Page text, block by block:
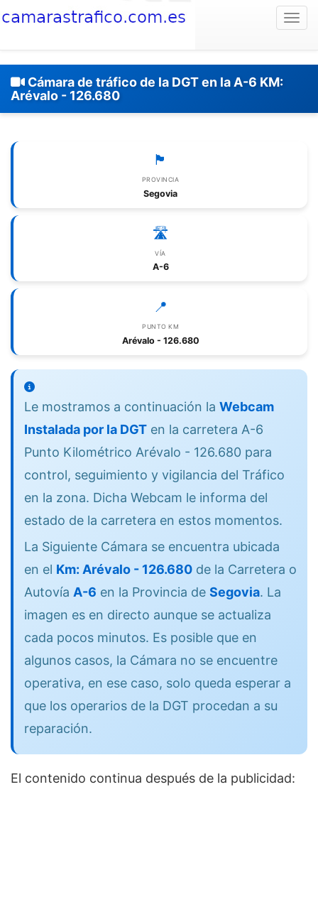
Cámara de tráfico de la DGT en la A-6 KM:
Arévalo - 126.680
🏴
PROVINCIA
Segovia
🛣️
VÍA
A-6
📍
PUNTO KM
Arévalo - 126.680
Le mostramos a continuación la Webcam
Instalada por la DGT en la carretera A-6
Punto Kilométrico Arévalo - 126.680 para
control, seguimiento y vigilancia del Tráfico
en la zona. Dicha Webcam le informa del
estado de la carretera en estos momentos.
La Siguiente Cámara se encuentra ubicada
en el Km: Arévalo - 126.680 de la Carretera o
Autovía A-6 en la Provincia de Segovia. La
imagen es en directo aunque se actualiza
cada pocos minutos. Es posible que en
algunos casos, la Cámara no se encuentre
operativa, en ese caso, solo queda esperar a
que los operarios de la DGT procedan a su
reparación.
El contenido continua después de la publicidad: